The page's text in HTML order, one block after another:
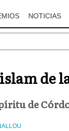
NOTICIAS
de
de